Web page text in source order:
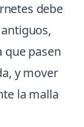
debe
que pasen
y mover
la malla